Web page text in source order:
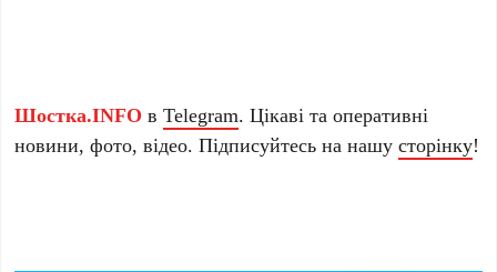
Шостка.INFO вTelegram. Цікаві та оперативні
новини, фото, відео. Підписуйтесь на нашусторінку!